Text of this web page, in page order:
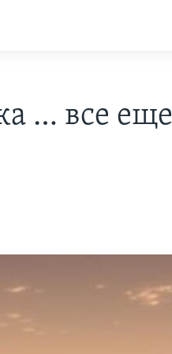
… все еще